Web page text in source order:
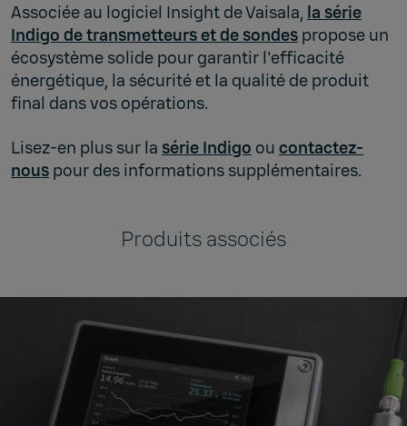
Associée au logiciel Insight de Vaisala, la série
Indigo de transmetteurs et de sondes propose un
écosystème solide pour garantir l'efficacité
énergétique, la sécurité et la qualité de produit
final dans vos opérations.
Lisez-en plus sur la série Indigo ou contactez-
nous pour des informations supplémentaires.
Produits associés